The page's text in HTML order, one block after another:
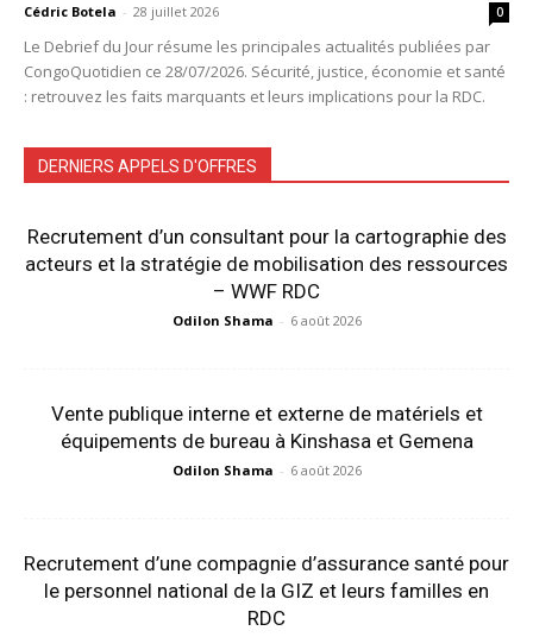
Cédric Botela - 28 juillet 2026 0
Le Debrief du Jour résume les principales actualités publiées par
CongoQuotidien ce 28/07/2026. Sécurité, justice, économie et santé
: retrouvez les faits marquants et leurs implications pour la RDC.
DERNIERS APPELS D'OFFRES
Recrutement d’un consultant pour la cartographie des
acteurs et la stratégie de mobilisation des ressources
– WWF RDC
Odilon Shama - 6 août 2026
Vente publique interne et externe de matériels et
équipements de bureau à Kinshasa et Gemena
Odilon Shama - 6 août 2026
Recrutement d’une compagnie d’assurance santé pour
le personnel national de la GIZ et leurs familles en
RDC